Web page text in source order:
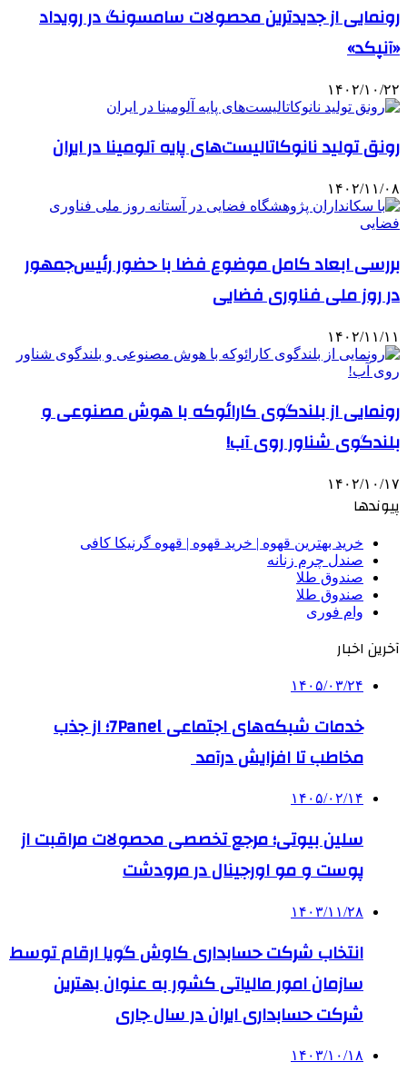
رونمایی از جدیدترین محصولات سامسونگ در رویداد
«آنپکد»
۱۴۰۲/۱۰/۲۲
رونق تولید نانوکاتالیست‌های پایه آلومینا در ایران
۱۴۰۲/۱۱/۰۸
بررسی ابعاد کامل موضوع فضا با حضور رئیس‌جمهور
در روز ملی فناوری فضایی
۱۴۰۲/۱۱/۱۱
رونمایی از بلندگوی کارائوکه با هوش مصنوعی و
بلندگوی شناور روی آب!
۱۴۰۲/۱۰/۱۷
پیوندها
خرید بهترین قهوه | خرید قهوه | قهوه گرنیکا کافی
صندل چرم زنانه
صندوق طلا
صندوق طلا
وام فوری
آخرین اخبار
۱۴۰۵/۰۳/۲۴
خدمات شبکه‌های اجتماعی 7Panel؛ از جذب
مخاطب تا افزایش درآمد
۱۴۰۵/۰۲/۱۴
سلین بیوتی؛ مرجع تخصصی محصولات مراقبت از
پوست و مو اورجینال در مرودشت
۱۴۰۳/۱۱/۲۸
انتخاب شرکت حسابداری کاوش گویا ارقام توسط
سازمان امور مالیاتی کشور به عنوان بهترین
شرکت حسابداری ایران در سال جاری
۱۴۰۳/۱۰/۱۸